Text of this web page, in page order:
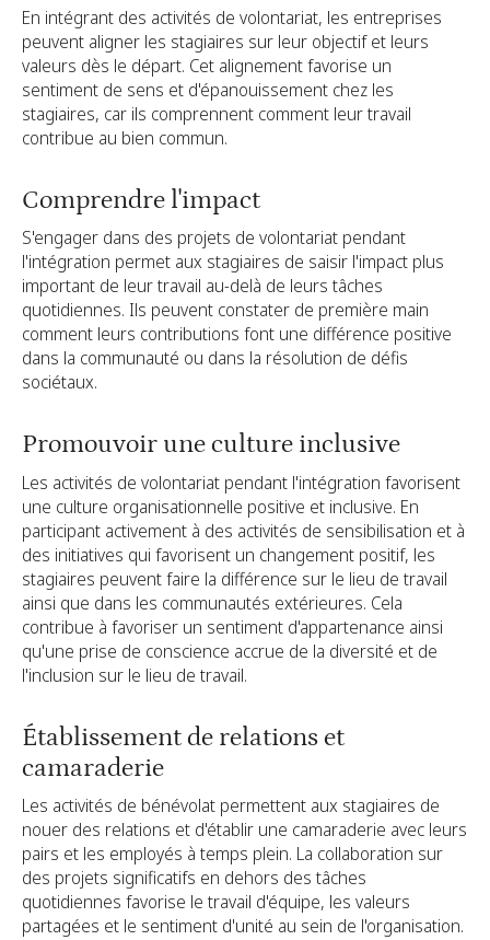
En intégrant des activités de volontariat, les entreprises
peuvent aligner les stagiaires sur leur objectif et leurs
valeurs dès le départ. Cet alignement favorise un
sentiment de sens et d'épanouissement chez les
stagiaires, car ils comprennent comment leur travail
contribue au bien commun.
Comprendre l'impact
S'engager dans des projets de volontariat pendant
l'intégration permet aux stagiaires de saisir l'impact plus
important de leur travail au-delà de leurs tâches
quotidiennes. Ils peuvent constater de première main
comment leurs contributions font une différence positive
dans la communauté ou dans la résolution de défis
sociétaux.
Promouvoir une culture inclusive
Les activités de volontariat pendant l'intégration favorisent
une culture organisationnelle positive et inclusive. En
participant activement à des activités de sensibilisation et à
des initiatives qui favorisent un changement positif, les
stagiaires peuvent faire la différence sur le lieu de travail
ainsi que dans les communautés extérieures. Cela
contribue à favoriser un sentiment d'appartenance ainsi
qu'une prise de conscience accrue de la diversité et de
l'inclusion sur le lieu de travail.
Établissement de relations et
camaraderie
Les activités de bénévolat permettent aux stagiaires de
nouer des relations et d'établir une camaraderie avec leurs
pairs et les employés à temps plein. La collaboration sur
des projets significatifs en dehors des tâches
quotidiennes favorise le travail d'équipe, les valeurs
partagées et le sentiment d'unité au sein de l'organisation.